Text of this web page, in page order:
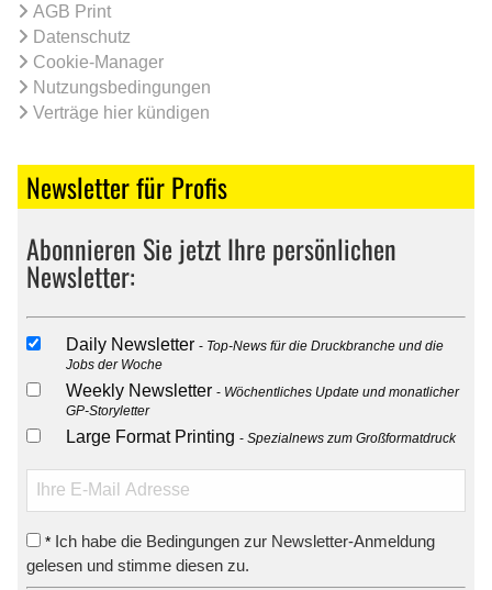
AGB Print
Datenschutz
Cookie-Manager
Nutzungsbedingungen
Verträge hier kündigen
Newsletter für Profis
Abonnieren Sie jetzt Ihre persönlichen
Newsletter:
Daily Newsletter
Top-News für die Druckbranche und die
Jobs der Woche
Weekly Newsletter
Wöchentliches Update und monatlicher
GP-Storyletter
Large Format Printing Spezialnews zum Großformatdruck
* Ich habe die Bedingungen zur Newsletter-Anmeldung
gelesen und stimme diesen zu.